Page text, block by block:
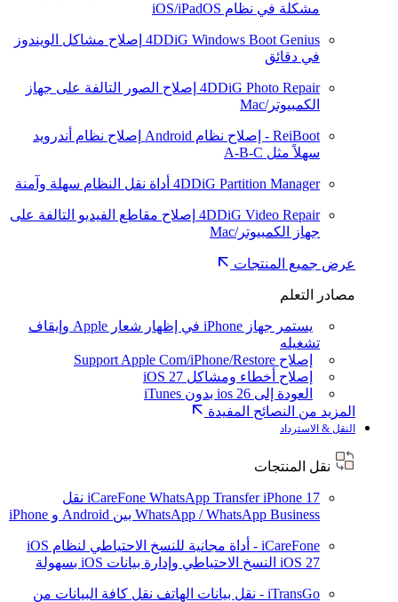
مشكلة في نظام iOS/iPadOS
4DDiG Windows Boot Genius إصلاح مشاكل الويندوز
في دقائق
4DDiG Photo Repair إصلاح الصور التالفة على جهاز
الكمبيوتر/Mac
ReiBoot - إصلاح نظام Android
إصلاح نظام أندرويد
سهلاً مثل A-B-C
4DDiG Partition Manager أداة نقل النظام سهلة وآمنة
4DDiG Video Repair إصلاح مقاطع الفيديو التالفة على
جهاز الكمبيوتر/Mac
عرض جميع المنتجات
مصادر التعلم
يستمر جهاز iPhone في إظهار شعار Apple وإيقاف
تشغيله
إصلاح Support Apple Com/iPhone/Restore
إصلاح أخطاء ومشاكل iOS 27
العودة إلى ios 26 بدون iTunes
المزيد من النصائح المفيدة
النقل & الاسترداد
نقل المنتجات
iCareFone WhatsApp TransferiPhone 17
نقل
WhatsApp / WhatsApp Business بين Android و iPhone
iCareFone - أداة مجانية للنسخ الاحتياطي لنظام iOS
iOS 27 النسخ الاحتياطي وإدارة بيانات iOS بسهولة
iTransGo - نقل بيانات الهاتف
نقل كافة البيانات من